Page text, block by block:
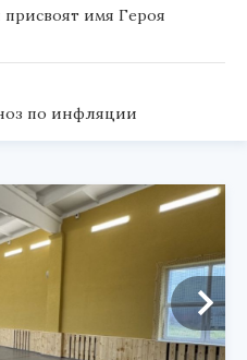
имя Героя
по инфляции